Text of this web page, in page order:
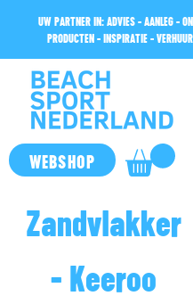
UW PARTNER IN: ADVIES - AANLEG -
PRODUCTEN - INSPIRATIE -
WEBSHOP
Zandvlakker
- Keeroo